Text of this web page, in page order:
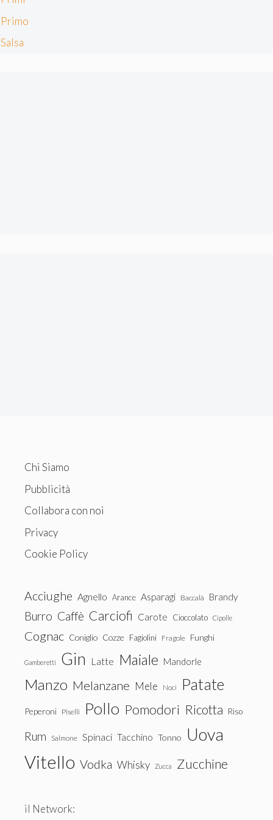
Primo
Salsa
Chi Siamo
Pubblicità
Collabora con noi
Privacy
Cookie Policy
Acciughe Agnello Arance Asparagi Baccalà Brandy
Burro Caffè Carciofi Carote Cioccolato Cipolle
Cognac Coniglio Cozze Fagiolini Fragole Funghi
Gamberetti Gin Latte Maiale Mandorle
Manzo Melanzane Mele Noci Patate
Peperoni Piselli Pollo Pomodori Ricotta Riso
Rum Salmone Spinaci Tacchino Tonno Uova
Vitello Vodka Whisky Zucca Zucchine
il Network: